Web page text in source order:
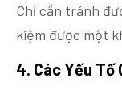
Chỉ cần tránh
kiệm được một
4. Các Yếu Tố